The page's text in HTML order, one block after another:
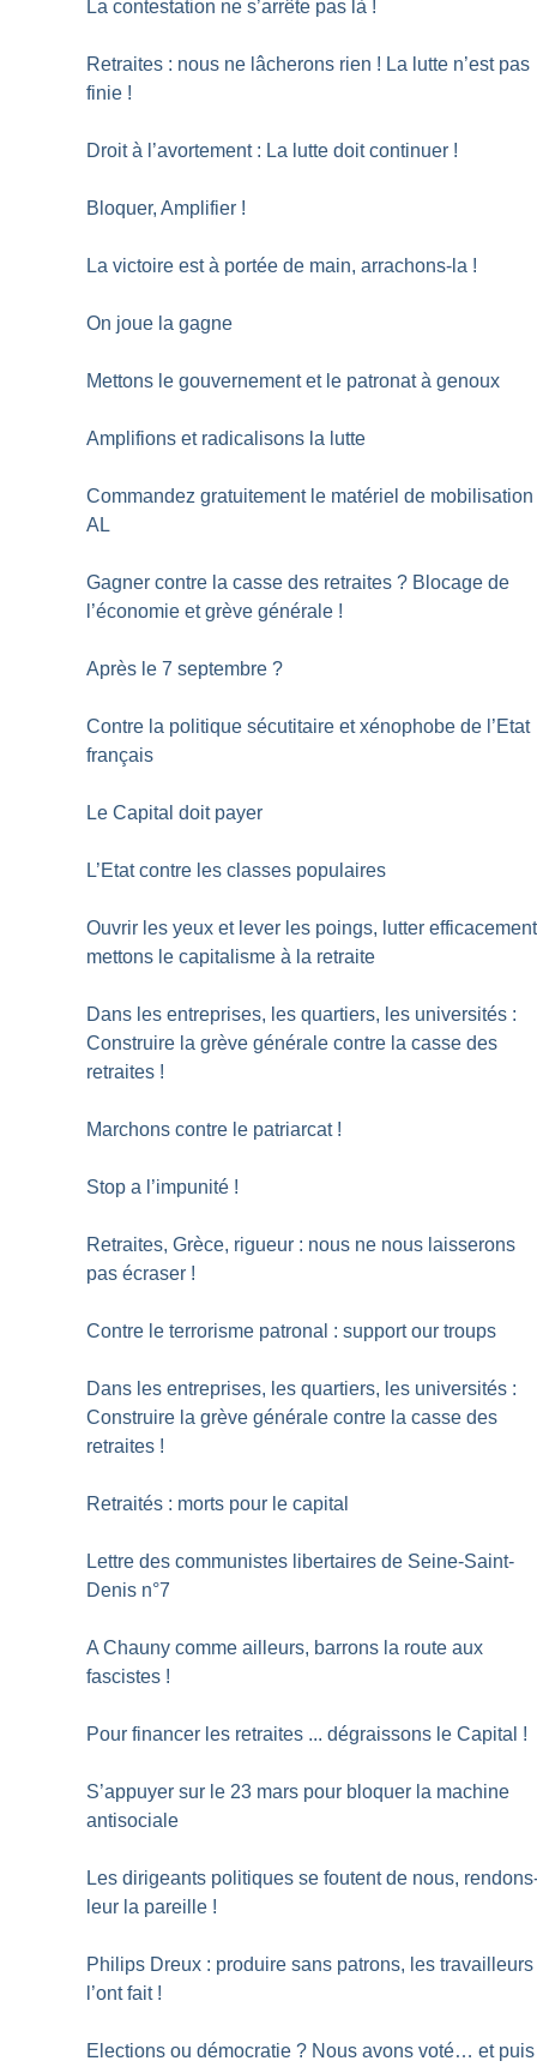
La contestation ne s’arrête pas là !
Retraites : nous ne lâcherons rien ! La lutte n’est pas
finie !
Droit à l’avortement : La lutte doit continuer !
Bloquer, Amplifier !
La victoire est à portée de main, arrachons-la !
On joue la gagne
Mettons le gouvernement et le patronat à genoux
Amplifions et radicalisons la lutte
Commandez gratuitement le matériel de mobilisation
AL
Gagner contre la casse des retraites ? Blocage de
l’économie et grève générale !
Après le 7 septembre ?
Contre la politique sécutitaire et xénophobe de l’Etat
français
Le Capital doit payer
L’Etat contre les classes populaires
Ouvrir les yeux et lever les poings, lutter
mettons le capitalisme à la retraite
Dans les entreprises, les quartiers, les universités :
Construire la grève générale contre la casse des
retraites !
Marchons contre le patriarcat !
Stop a l’impunité !
Retraites, Grèce, rigueur : nous ne nous laisserons
pas écraser !
Contre le terrorisme patronal : support our troups
Dans les entreprises, les quartiers, les universités :
Construire la grève générale contre la casse des
retraites !
Retraités : morts pour le capital
Lettre des communistes libertaires de Seine-Saint-
Denis n°7
A Chauny comme ailleurs, barrons la route aux
fascistes !
Pour financer les retraites ... dégraissons le Capital !
S’appuyer sur le 23 mars pour bloquer la machine
antisociale
Les dirigeants politiques se foutent de nous,
leur la pareille !
Philips Dreux : produire sans patrons, les travailleurs
l’ont fait !
Elections ou démocratie ? Nous avons voté… et puis